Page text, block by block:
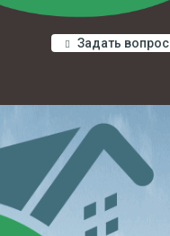
Задать вопрос